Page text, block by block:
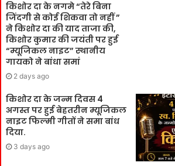
किशोर दा के नगमे “तेरे बिना
जिंदगी से कोई शिकवा तो नहीं ”
ने किशोर दा की याद ताजा की,
किशोर कुमार की जयंती पर हुई
“म्यूजिकल नाइट” स्थानीय
गायको ने बांधा समां
2 days ago
किशोर दा के जन्म दिवस 4
अगस्त पर हुई बेहतरीन म्यूजिकल
नाइट फिल्मी गीतों ने समा बांध
दिया.
3 days ago